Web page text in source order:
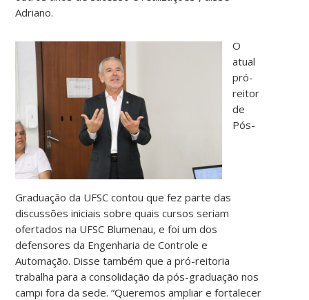
Adriano.
O
atual
pró-
reitor
de
Pós-
Graduação da UFSC contou que fez parte das
discussões iniciais sobre quais cursos seriam
ofertados na UFSC Blumenau, e foi um dos
defensores da Engenharia de Controle e
Automação. Disse também que a pró-reitoria
trabalha para a consolidação da pós-graduação nos
campi fora da sede. “Queremos ampliar e fortalecer